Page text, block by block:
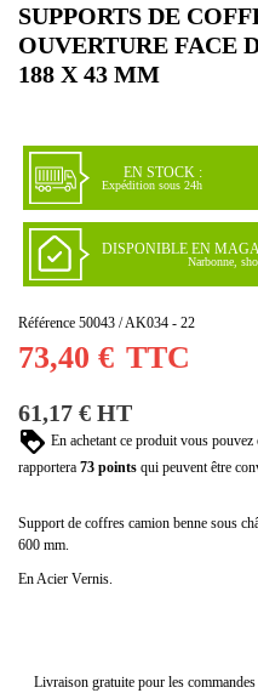
SUPPORTS DE
OUVERTURE FACE
188 X 43 MM
EN STOCK :
Expédition sous 24h
DISPONIBLE EN
Narbonne,
Référence 50043 / AK034 - 22
73,40 € TTC
61,17 € HT
En achetant ce produit vous pouvez
rapportera 73 points qui peuvent être
Support de coffres camion benne sous
600 mm.
En Acier Vernis.
Livraison gratuite pour les